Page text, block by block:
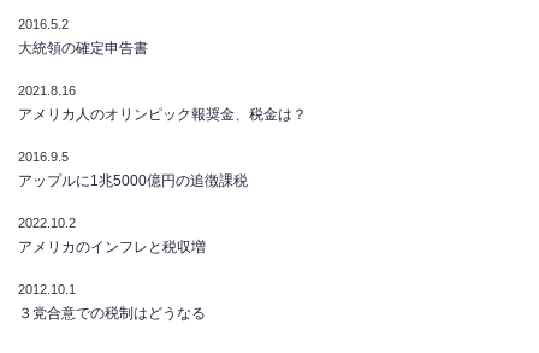
2016.5.2
大統領の確定申告書
2021.8.16
アメリカ人のオリンピック報奨金、税金は？
2016.9.5
アップルに1兆5000億円の追徴課税
2022.10.2
アメリカのインフレと税収増
2012.10.1
３党合意での税制はどうなる